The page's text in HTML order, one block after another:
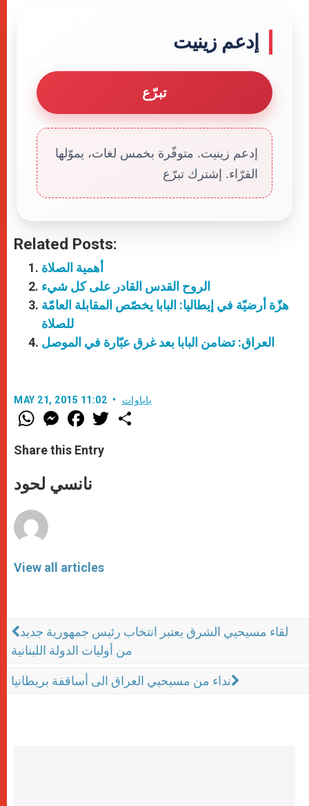
إدعم زينيت
تبرّع
إدعم زينيت. متوفّرة بخمس لغات، يموّلها
القرّاء. إشترك تبرّع
Related Posts:
أهمية الصلاة
الروح القدس القادر على كل شيء
هزّة أرضيّة في إيطاليا: البابا يخصّص المقابلة العامّة
للصلاة
العراق: تضامن البابا بعد غرق عبّارة في الموصل
MAY 21, 2015 11:02 باباوات
W
h
t
s
p
p
M
e
s
e
e
F
a
e
b
o
k
w
Share this Entry
نانسي لحود
View all articles
لقاء مسيحيي الشرق يعتبر انتخاب رئيس جمهورية جديد
من أوليات الدولة اللبنانية
نداء من مسيحيي العراق الى أساقفة بريطانيا